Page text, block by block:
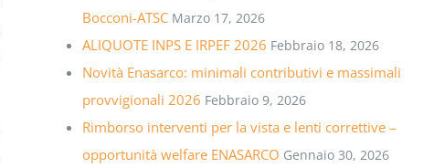
Bocconi-ATSC Marzo 17, 2026
ALIQUOTE INPS E IRPEF 2026 Febbraio 18, 2026
Novità Enasarco: minimali contributivi e massimali
provvigionali 2026 Febbraio 9, 2026
Rimborso interventi per la vista e lenti correttive –
opportunità welfare ENASARCO Gennaio 30, 2026